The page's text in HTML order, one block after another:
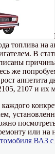
топлива на
В
же
аппетита
2107 и их
или на
ВАЗ